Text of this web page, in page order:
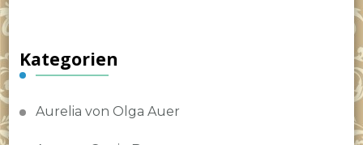
Kategorien
Aurelia von Olga Auer